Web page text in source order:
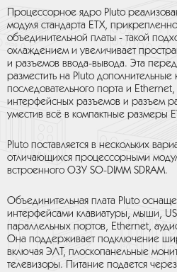
Процессорное ядро Pluto
модуля стандарта ETX,
объединительной платы - такой
охлаждением и увеличивает
и разъемов ввода-вывода. Эта
разместить на Pluto дополнительные
последовательного порта и
интерфейсных разъемов и разъем
уместив всё в компактные размеры
Pluto поставляется в нескольких
отличающихся процессорными
встроенного ОЗУ SO-DIMM SDRAM.
Объединительная плата Pluto
интерфейсами клавиатуры, мыши,
параллельных портов, Ethernet,
Она поддерживает подключение
включая ЭЛТ, плоскопанельные
телевизоры. Питание подается